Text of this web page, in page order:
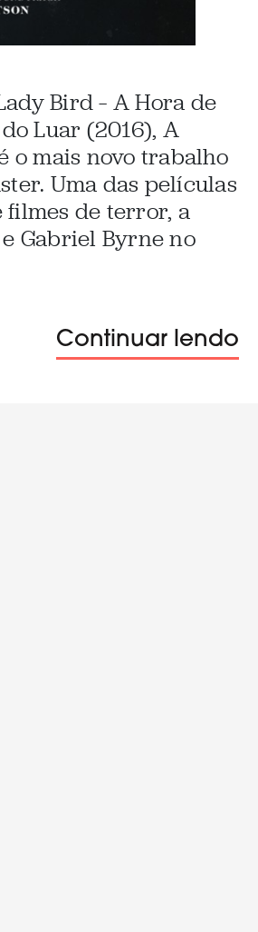
Bird – A Hora de
Luar (2016), A
o mais novo trabalho
Uma das películas
filmes de terror, a
Gabriel Byrne no
Continuar lendo